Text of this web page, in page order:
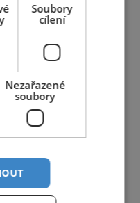
Soubory
cílení
Nezařazené
soubory